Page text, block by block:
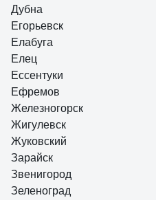
Дубна
Егорьевск
Елабуга
Елец
Ессентуки
Ефремов
Железногорск
Жигулевск
Жуковский
Зарайск
Звенигород
Зеленоград